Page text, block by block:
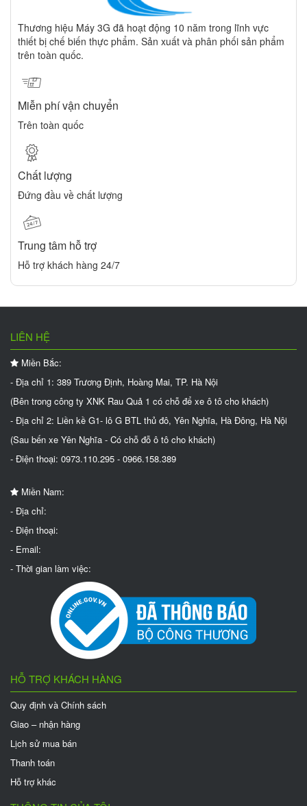
Thương hiệu Máy 3G đã hoạt động 10 năm trong lĩnh vực
thiết bị chế biến thực phẩm. Sản xuất và phân phối sản phẩm
trên toàn quốc.
Miễn phí vận chuyển
Trên toàn quốc
Chất lượng
Đứng đầu về chất lượng
Trung tâm hỗ trợ
Hỗ trợ khách hàng 24/7
LIÊN HỆ
Miền Bắc:
- Địa chỉ 1: 389 Trương Định, Hoàng Mai, TP. Hà Nội
(Bên trong công ty XNK Rau Quả 1 có chỗ để xe ô tô cho khách)
- Địa chỉ 2: Liền kề G1- lô G BTL thủ đô, Yên Nghĩa, Hà Đông, Hà Nội
(Sau bến xe Yên Nghĩa - Có chỗ đỗ ô tô cho khách)
- Điện thoại: 0973.110.295 - 0966.158.389
Miền Nam:
- Địa chỉ:
- Điện thoại:
- Email:
- Thời gian làm việc:
HỖ TRỢ KHÁCH HÀNG
Quy định và Chính sách
Giao – nhận hàng
Lịch sử mua bán
Thanh toán
Hỗ trợ khác